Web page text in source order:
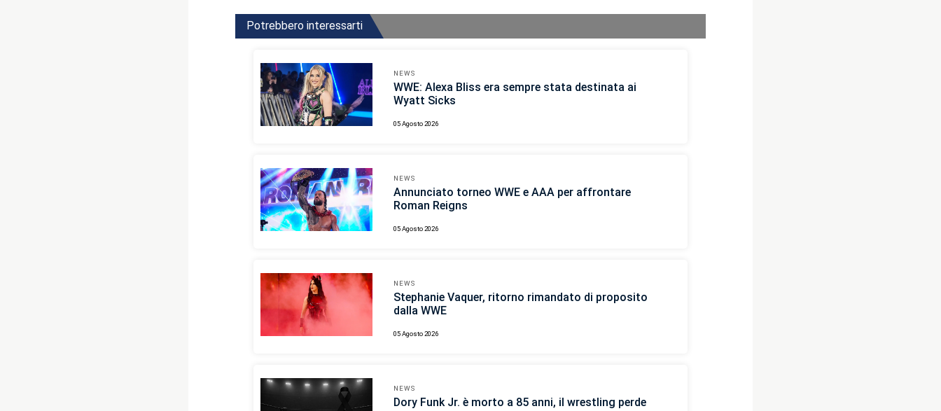
Potrebbero interessarti
NEWS
WWE: Alexa Bliss era sempre stata destinata ai
Wyatt Sicks
05 Agosto 2026
NEWS
Annunciato torneo WWE e AAA per affrontare
Roman Reigns
05 Agosto 2026
NEWS
Stephanie Vaquer, ritorno rimandato di proposito
dalla WWE
05 Agosto 2026
NEWS
Dory Funk Jr. è morto a 85 anni, il wrestling perde